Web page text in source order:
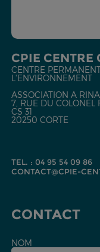
CPIE CENTRE
CENTRE
L'ENVIRONNEMENT
ASSOCIATION A
7, RUE DU COLONEL
CS 31
20250 CORTE
TEL. : 04 95 54 09 86
CONTACT@CPIE-
CONTACT
NOM